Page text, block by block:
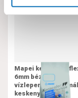
Mapei keracolor
6mm bézs 132
vízlepergető
keskeny fugázó